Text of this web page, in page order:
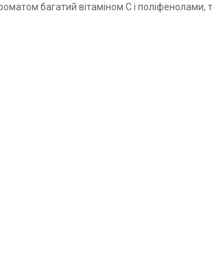
багатий вітаміном С і поліфенолами,